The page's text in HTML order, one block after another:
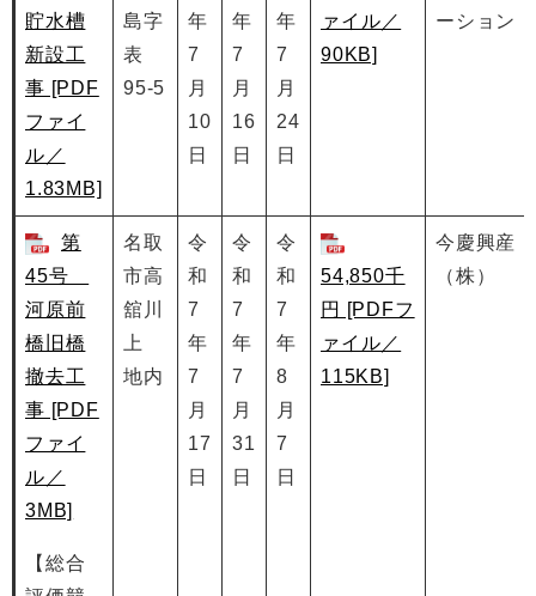
貯水槽
新設工
事 [PDF
ファイ
ル／
1.83MB]
島字
表
95-5
年
7
月
10
日
年
7
月
16
日
年
7
月
24
日
ァイル／
90KB]
ーション
第
45号
河原前
橋旧橋
撤去工
事 [PDF
ファイ
ル／
3MB]
【総合
名取
市高
舘川
上
地内
令
和
7
年
7
月
17
日
令
和
7
年
7
月
31
日
令
和
7
年
8
月
7
日
54,850千
円 [PDFフ
ァイル／
115KB]
今慶興産
（株）